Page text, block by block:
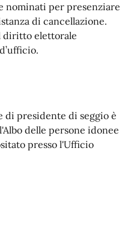
nominati per presenziare
di cancellazione.
diritto elettorale
di presidente di seggio è
delle persone idonee
presso l'Ufficio